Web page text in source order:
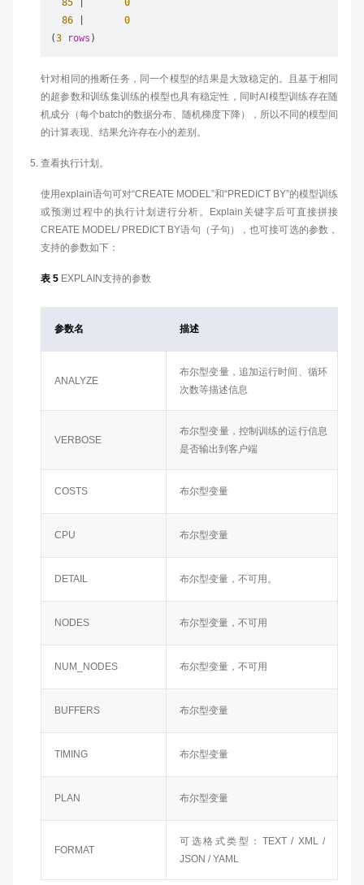
85
0
86
0
(3 rows
针对相同的推断任务，同一个模型的结果是大致稳定的。且基于相同
的超参数和训练集训练的模型也具有稳定性，同时AI模型训练存在随
机成分（每个batch的数据分布、随机梯度下降），所以不同的模型间
的计算表现、结果允许存在小的差别。
查看执行计划。
使用explain语句可对“CREATE MODEL”和“PREDICT BY”的模型训练
或预测过程中的执行计划进行分析。Explain关键字后可直接拼接
CREATE MODEL/ PREDICT BY语句（子句），也可接可选的参数，
支持的参数如下：
表 5 EXPLAIN支持的参数
参数名 描述
ANALYZE
布尔型变量，追加运行时间、循环
次数等描述信息
VERBOSE
布尔型变量，控制训练的运行信息
是否输出到客户端
COSTS 布尔型变量
CPU 布尔型变量
DETAIL 布尔型变量，不可用。
NODES 布尔型变量，不可用
NUM_NODES 布尔型变量，不可用
BUFFERS 布尔型变量
TIMING 布尔型变量
PLAN 布尔型变量
FORMAT
可选格式类型：TEXT / XML /
JSON / YAML